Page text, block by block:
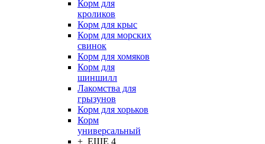
Корм для
кроликов
Корм для крыс
Корм для морских
свинок
Корм для хомяков
Корм для
шиншилл
Лакомства для
грызунов
Корм для хорьков
Корм
универсальный
+ ЕЩЕ 4